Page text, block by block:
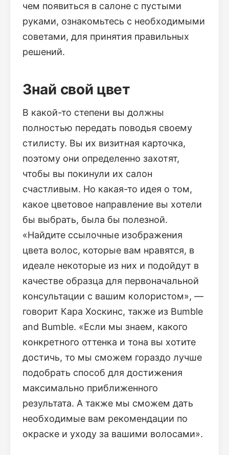
чем появиться в салоне с пустыми
руками, ознакомьтесь с необходимыми
советами, для принятия правильных
решений.
Знай свой цвет
В какой-то степени вы должны
полностью передать поводья своему
стилисту. Вы их визитная карточка,
поэтому они определенно захотят,
чтобы вы покинули их салон
счастливым. Но какая-то идея о том,
какое цветовое направление вы хотели
бы выбрать, была бы полезной.
«Найдите ссылочные изображения
цвета волос, которые вам нравятся, в
идеале некоторые из них и подойдут в
качестве образца для первоначальной
консультации с вашим колористом», —
говорит Кара Хоскинс, также из Bumble
and Bumble. «Если мы знаем, какого
конкретного оттенка и тона вы хотите
достичь, то мы сможем гораздо лучше
подобрать способ для достижения
максимально приближенного
результата. А также мы сможем дать
необходимые вам рекомендации по
окраске и уходу за вашими волосами».